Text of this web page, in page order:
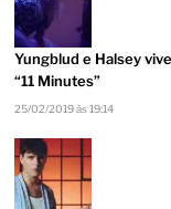
Yungblud e Halsey
“11 Minutes”
25/02/2019 às 19:14